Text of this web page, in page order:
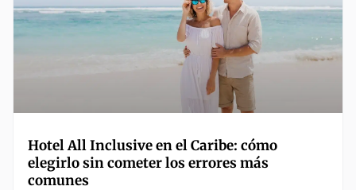
Hotel All Inclusive en el Caribe: cómo
elegirlo sin cometer los errores más
comunes